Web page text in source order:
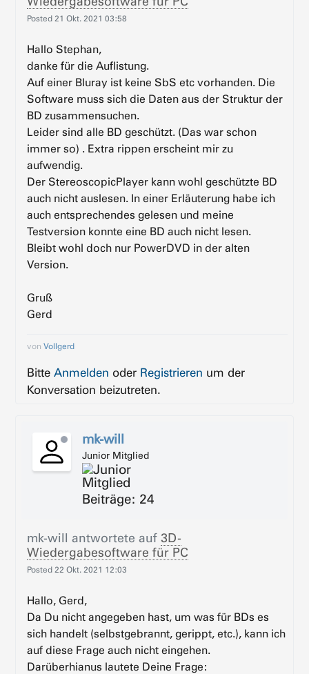
Posted21 Okt. 2021 03:58
Hallo Stephan,
danke für die Auflistung.
Auf einer Bluray ist keine SbS etc vorhanden. Die
Software muss sich die Daten aus der Struktur der
BD zusammensuchen.
Leider sind alle BD geschützt. (Das war schon
immer so) . Extra rippen erscheint mir zu
aufwendig.
Der StereoscopicPlayer kann wohl geschützte BD
auch nicht auslesen. In einer Erläuterung habe ich
auch entsprechendes gelesen und meine
Testversion konnte eine BD auch nicht lesen.
Bleibt wohl doch nur PowerDVD in der alten
Version.
Gruß
Gerd
vonVollgerd
BitteAnmelden oder Registrieren um der
Konversation beizutreten.
mk-will
Junior Mitglied
Beiträge: 24
mk-will antwortete auf3D-
Wiedergabesoftware für PC
Posted22 Okt. 2021 12:03
Hallo, Gerd,
Da Du nicht angegeben hast, um was für BDs es
sich handelt (selbstgebrannt, gerippt, etc.), kann ich
auf diese Frage auch nicht eingehen.
Darüberhianus lautete Deine Frage: